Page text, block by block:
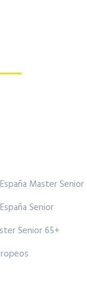
Master Senior
Senior
Senior 65+